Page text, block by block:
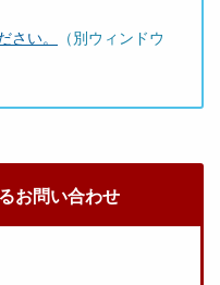
さい。
（別ウィンドウ
お問い合わせ